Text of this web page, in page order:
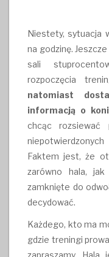
Niestety, sytuacja
na godzinę.
sali
rozpoczęcia
natomiast
informacją o
chcąc rozsiewać
Faktem jest, że
zarówno hala,
zamknięte do
decydować.
Każdego, kto ma
gdzie treningi
zapraszamy.